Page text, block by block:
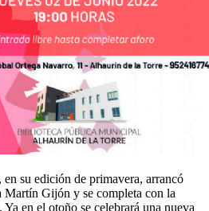
su edición de primavera, arrancó
Martín Gijón y se completa con la
en el otoño se celebrará una nueva